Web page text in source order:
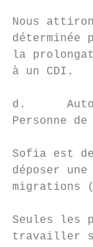
Nous
déterminée
la
à un CDI.
d.
Personne
Sofia est
déposer
migrations
Seules les
travailler